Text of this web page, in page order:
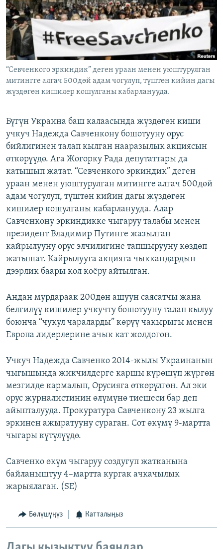
ЫҢГАЙСЫЗ СУРООЛОР
ЭЕ/АРнун бардык сайттары
“Севченкого эркиндик” деген ураан менен уюштурулган
митингге алгач 500дөй адам чогулуп, түштөн кийин дагы
жүздөгөн кишилер кошулганы кабарланууда.
Бүгүн Украина баш калаасында жүздөгөн киши
учкуч Надежда Савченкону бошотууну орус
бийлигинен талап кылган нааразылык акциясын
өткөрүүдө. Ага Жогорку Рада депутаттары да
катышып жатат. “Севченкого эркиндик” деген
ураан менен уюштурулган митингге алгач 500дөй
адам чогулуп, түштөн кийин дагы жүздөгөн
кишилер кошулганы кабарланууда. Алар
Савченкону эркиндикке чыгаруу талабы менен
президент Владимир Путинге жазылган
кайрылууну орус элчилигине тапшырууну көздөп
жатышат. Кайрылууга акцияга чыккандардын
дээрлик баары кол коёру айтылган.
Андан мурдараак 200дөн ашуун саясатчы жана
белгилүү кишилер учкучту бошотууну талап кылуу
боюнча “чукул чараларды” көрүү чакырыгы менен
Европа лидерлерине ачык кат жолдогон.
Учкуч Надежда Савченко 2014-жылы Украинанын
чыгышында жикчилдерге каршы күрөшүп жүргөн
мезгилде кармалып, Орусияга өткөрүлгөн. Ал эки
орус журналистинин өлүмүнө тиешеси бар деп
айыпталууда. Прокуратура Савченкону 23 жылга
эркинен ажыратууну сураган. Сот өкүмү 9-мартта
чыгары күтүлүүдө.
Савченко өкүм чыгаруу создугуп жатканына
байланыштуу 4–мартта кургак ачкачылык
жарыялаган. (SE)
Бөлүшүңүз Катталыңыз